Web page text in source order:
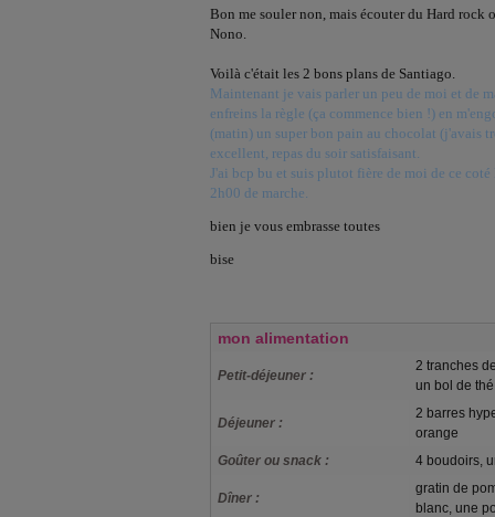
Bon me souler non, mais écouter du Hard rock
Nono.
Voilà c'était les 2 bons plans de Santiago.
Maintenant je vais parler un peu de moi et de
enfreins la règle (ça commence bien !) en
(matin) un super bon pain au chocolat (j'avais
excellent, repas du soir satisfaisant.
J'ai bcp bu et suis plutot fière de moi de ce coté
2h00 de marche.
bien je vous embrasse toutes
bise
mon alimentation
Petit-déjeuner :
2 tranches
un bol de thé
Déjeuner :
2 barres
orange
Goûter ou snack :
4 boudoirs,
Dîner :
gratin de
blanc, une